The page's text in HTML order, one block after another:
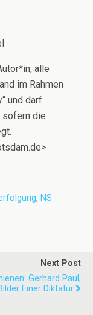
alle
im Rahmen
und darf
die
, NS
Next Post
Gerhard Paul,
Einer Diktatur